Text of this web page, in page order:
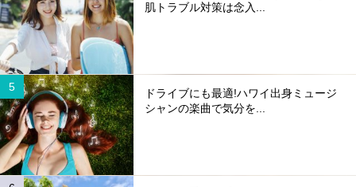
肌トラブル対策は念入...
ドライブにも最適!ハワイ出身ミュージ
シャンの楽曲で気分を...